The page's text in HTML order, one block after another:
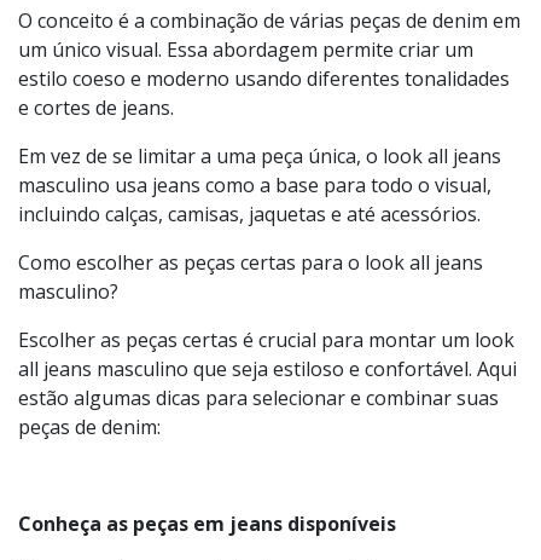
continue lendo para se inspirar!
Entenda mais sobre o look all jeans masculino
O conceito é a combinação de várias peças de denim em
um único visual. Essa abordagem permite criar um
estilo coeso e moderno usando diferentes tonalidades
e cortes de jeans.
Em vez de se limitar a uma peça única, o look all jeans
masculino usa jeans como a base para todo o visual,
Como escolher as peças certas para o look all jeans
masculino?
Escolher as peças certas é crucial para montar um look
peças de denim: